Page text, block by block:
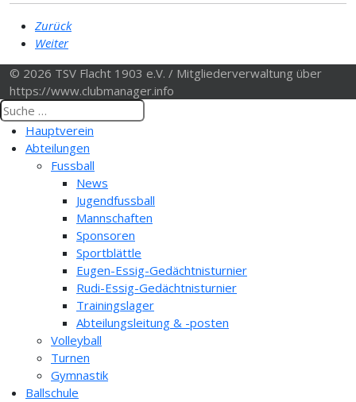
Zurück
Weiter
© 2026 TSV Flacht 1903 e.V. / Mitgliederverwaltung über
https://www.clubmanager.info
Hauptverein
Abteilungen
Fussball
News
Jugendfussball
Mannschaften
Sponsoren
Sportblättle
Eugen-Essig-Gedächtnisturnier
Rudi-Essig-Gedächtnisturnier
Trainingslager
Abteilungsleitung & -posten
Volleyball
Turnen
Gymnastik
Ballschule